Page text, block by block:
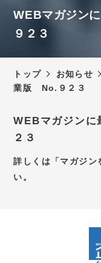
税理士法人
スタッフ紹介
お知らせ
新型コロナウ
予防対策につい
アクセス
お問い合わせ
新卒採用サイ
WEBマガジン
９２３
トップ お知らせ
業版 No.９２３
WEBマガジン
２３
詳しくは「マガジン
い。